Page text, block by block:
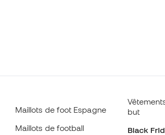
Maillots de foot Espagne
Maillots de football
but
Black